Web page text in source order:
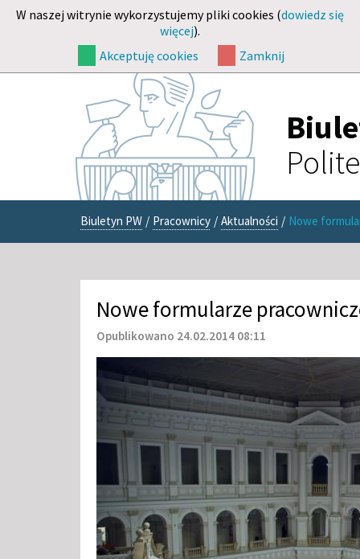
W naszej witrynie wykorzystujemy pliki cookies (dowiedz się
więcej).
Akceptuję cookies
Zamknij
Biuletyn PW / Pracownicy / Aktualności / Nowe
Nowe formularze
Opublikowano 24.02.2014 08:11